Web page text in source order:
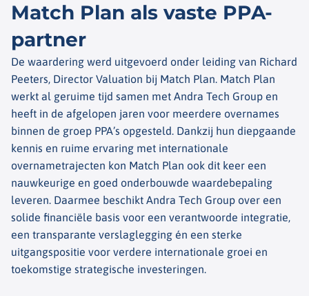
Match Plan als vaste PPA-
partner
De waardering werd uitgevoerd onder leiding van Richard
Peeters, Director Valuation bij Match Plan. Match Plan
werkt al geruime tijd samen met Andra Tech Group en
heeft in de afgelopen jaren voor meerdere overnames
binnen de groep PPA’s opgesteld. Dankzij hun diepgaande
kennis en ruime ervaring met internationale
overnametrajecten kon Match Plan ook dit keer een
nauwkeurige en goed onderbouwde waardebepaling
leveren. Daarmee beschikt Andra Tech Group over een
solide financiële basis voor een verantwoorde integratie,
een transparante verslaglegging én een sterke
uitgangspositie voor verdere internationale groei en
toekomstige strategische investeringen.